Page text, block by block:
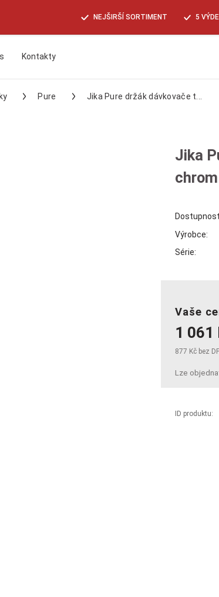
NEJŠIRŠÍ SORTIMENT 5
Kontakty
Pure Jika Pure držák dávkovače t...
Jika
chrom
Výrobce:
Série:
Vaše
1 061
877 Kč bez
Lze
ID produktu: